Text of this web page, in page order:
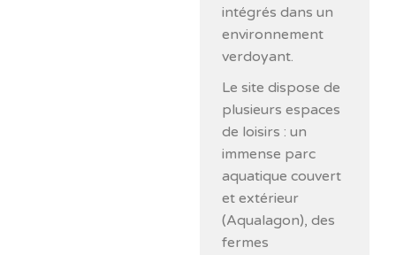
intégrés dans un
environnement
verdoyant.
Le site dispose de
plusieurs espaces
de loisirs : un
immense parc
aquatique couvert
et extérieur
(Aqualagon), des
fermes